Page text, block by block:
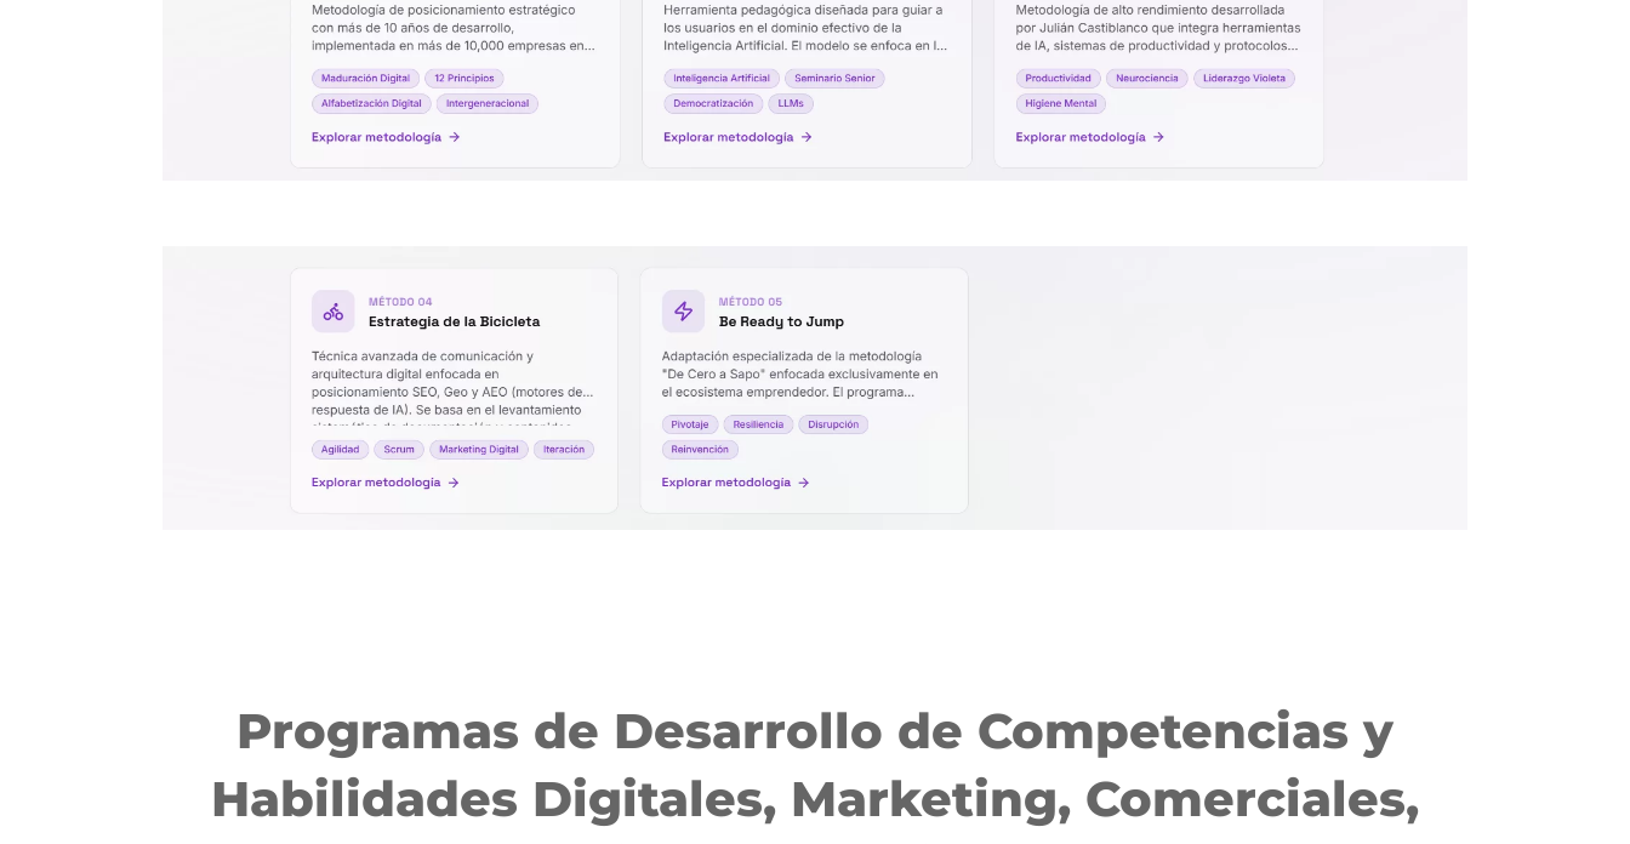
Programas de Desarrollo de Competencias y
Habilidades Digitales, Marketing, Comerciales,